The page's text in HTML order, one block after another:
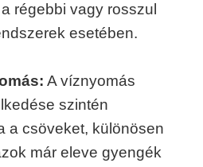
régebbi vagy rosszul
esetében.
A víznyomás
szintén
a csöveket, különösen
már eleve gyengék